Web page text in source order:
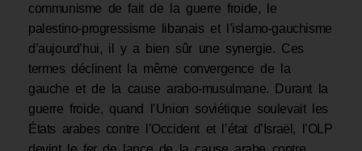
communisme de fait de la guerre froide, le
palestino-progressisme libanais et l’islamo-gauchisme
d’aujourd’hui, il y a bien sûr une synergie. Ces
termes déclinent la même convergence de la
gauche et de la cause arabo-musulmane. Durant la
guerre froide, quand l’Union soviétique soulevait les
États arabes contre l’Occident et l’état d’Israël, l’OLP